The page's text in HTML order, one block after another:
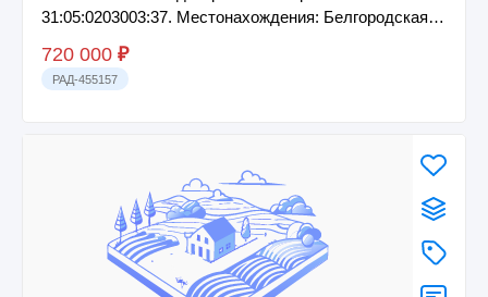
31:05:0203003:37. Местонахождения: Белгородская
720 000 ₽
РАД-455157